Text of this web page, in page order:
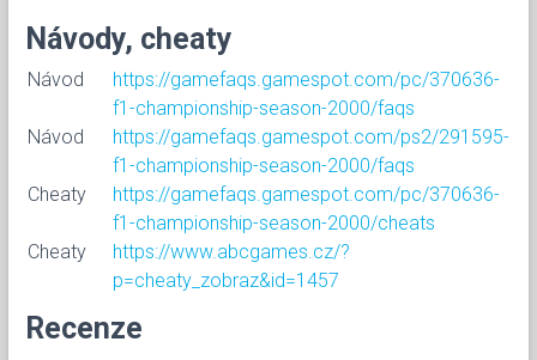
Návody, cheaty
Návod
https://gamefaqs.gamespot.com/pc/370636-
f1-championship-season-2000/faqs
Návod
https://gamefaqs.gamespot.com/ps2/291595-
f1-championship-season-2000/faqs
Cheaty
https://gamefaqs.gamespot.com/pc/370636-
f1-championship-season-2000/cheats
Cheaty
https://www.abcgames.cz/?
p=cheaty_zobraz&id=1457
Recenze